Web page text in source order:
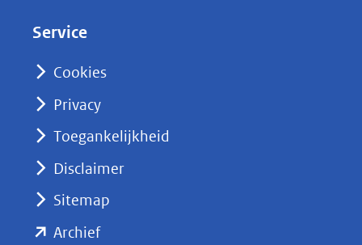
nieuw
naar
Service
Cookies
Privacy
Toegankelijkheid
Disclaimer
Sitemap
Archief(opent